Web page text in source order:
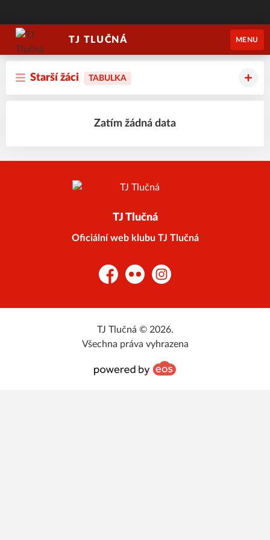
TJ TLUČNÁ MENU
Starší žáci TABULKA
Zatím žádná data
TJ Tlučná
Oficiální web klubu TJ Tlučná
FacebookFlickr Instagram
TJ Tlučná © 2026.
Všechna práva vyhrazena